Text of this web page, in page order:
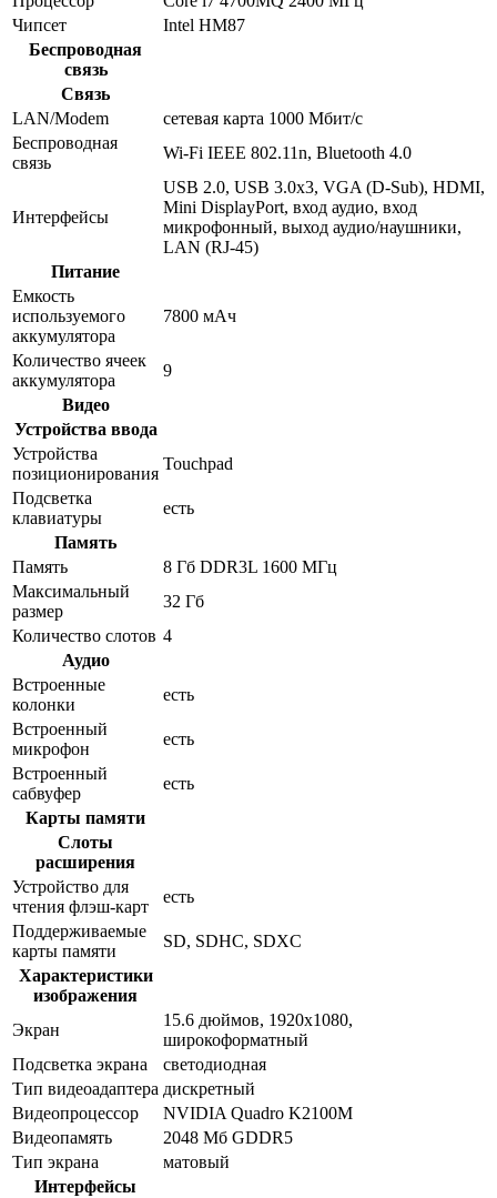
Чипсет
Intel HM87
Беспроводная
связь
Связь
LAN/Modem
сетевая карта 1000 Мбит/c
Беспроводная
связь
Wi-Fi IEEE 802.11n, Bluetooth 4.0
Интерфейсы
USB 2.0, USB 3.0x3, VGA (D-Sub), HDMI,
Mini DisplayPort, вход аудио, вход
микрофонный, выход аудио/наушники,
LAN (RJ-45)
Питание
Емкость
используемого
аккумулятора
7800 мАч
Количество ячеек
аккумулятора
9
Видео
Устройства ввода
Устройства
позиционирования
Touchpad
Подсветка
клавиатуры
есть
Память
Память
8 Гб DDR3L 1600 МГц
Максимальный
размер
32 Гб
Количество слотов 4
Аудио
Встроенные
колонки
есть
Встроенный
микрофон
есть
Встроенный
сабвуфер
есть
Карты памяти
Слоты
расширения
Устройство для
чтения флэш-карт
есть
Поддерживаемые
карты памяти
SD, SDHC, SDXC
Характеристики
изображения
Экран
15.6 дюймов, 1920x1080,
широкоформатный
Подсветка экрана
светодиодная
Тип видеоадаптера дискретный
Видеопроцессор
NVIDIA Quadro K2100M
Видеопамять
2048 Мб GDDR5
Тип экрана
матовый
Интерфейсы